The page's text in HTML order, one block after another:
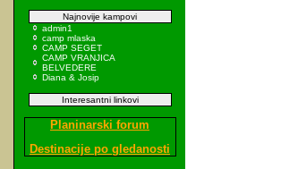
Najnovije kampovi
admin1
camp mlaska
CAMP SEGET
CAMP VRANJICA
BELVEDERE
Diana & Josip
Interesantni linkovi
Planinarski forum
Destinacije po gledanosti